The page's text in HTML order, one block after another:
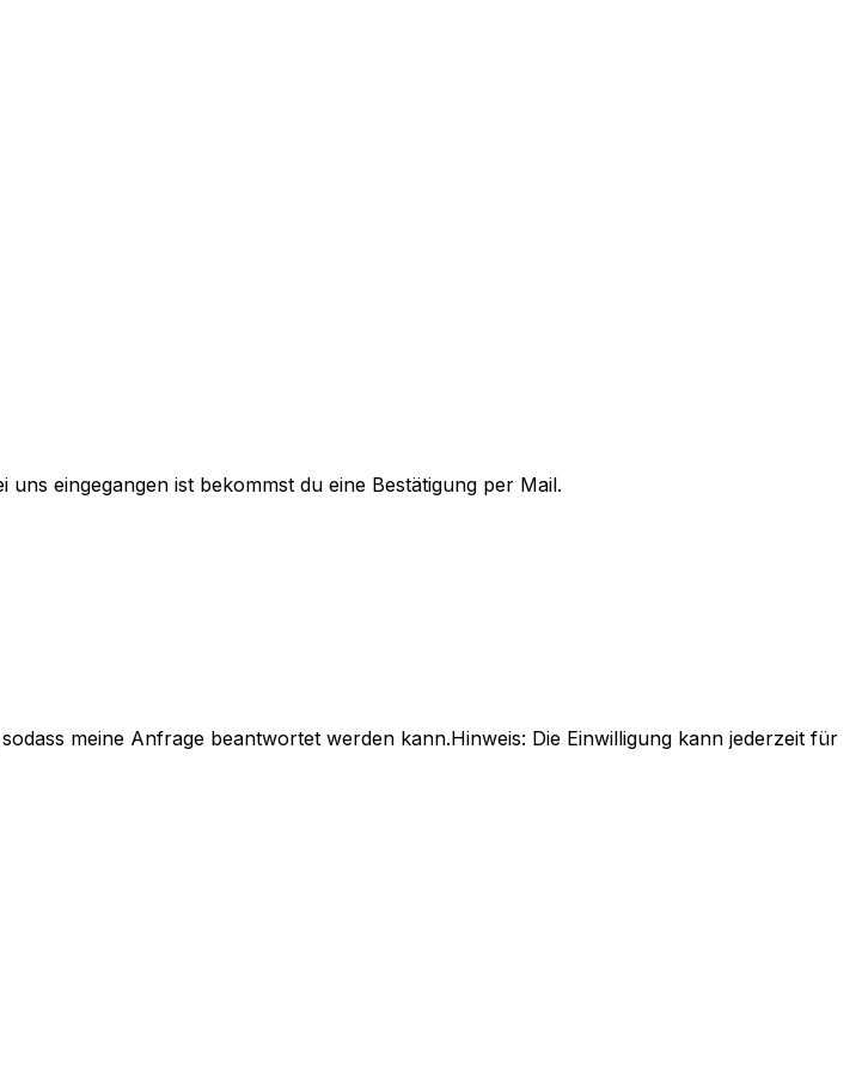
eingegangen ist bekommst du eine Bestätigung per Mail.
meine Anfrage beantwortet werden kann.Hinweis: Die Einwilligung kann jederzeit für